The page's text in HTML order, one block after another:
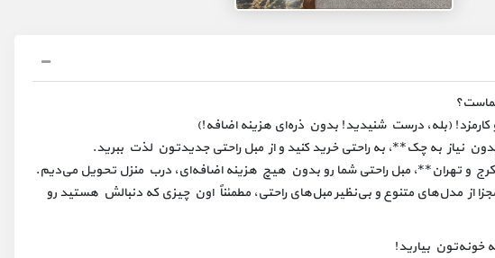
نیاز به چک**، به راحتی خرید کنید و از مبل راحتی جدیدتون لذت ببرید.
و تهران**، مبل راحتی شما رو بدون هیچ هزینه اضافه‌ای، درب منزل تحویل می‌دیم.
پر از راحتی: با ۱۱ طبقه مجزا از مدل‌های متنوع و بی‌نظیر مبل‌های راحتی، مطمئناً اون چیزی که دنبالش هستید رو
خونه‌تون بیارید!